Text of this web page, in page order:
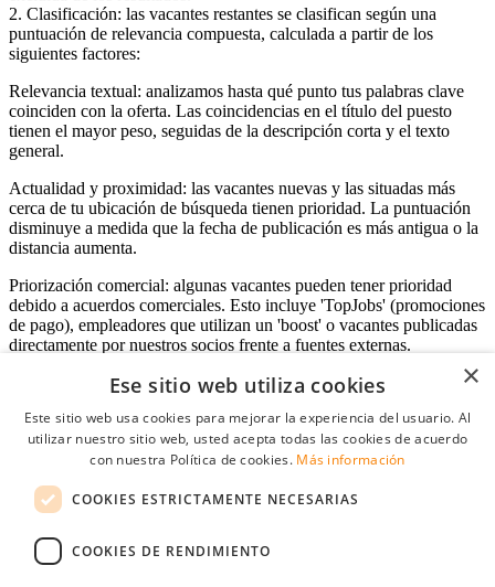
2. Clasificación: las vacantes restantes se clasifican según una
puntuación de relevancia compuesta, calculada a partir de los
siguientes factores:
Relevancia textual: analizamos hasta qué punto tus palabras clave
coinciden con la oferta. Las coincidencias en el título del puesto
tienen el mayor peso, seguidas de la descripción corta y el texto
general.
Actualidad y proximidad: las vacantes nuevas y las situadas más
cerca de tu ubicación de búsqueda tienen prioridad. La puntuación
disminuye a medida que la fecha de publicación es más antigua o la
distancia aumenta.
Priorización comercial: algunas vacantes pueden tener prioridad
debido a acuerdos comerciales. Esto incluye 'TopJobs' (promociones
de pago), empleadores que utilizan un 'boost' o vacantes publicadas
directamente por nuestros socios frente a fuentes externas.
Acceso empresas
Contraseña
Recordarme
×
Ese sitio web utiliza cookies
Este sitio web usa cookies para mejorar la experiencia del usuario. Al
utilizar nuestro sitio web, usted acepta todas las cookies de acuerdo
con nuestra Política de cookies. Más información
COOKIES ESTRICTAMENTE NECESARIAS
COOKIES DE RENDIMIENTO